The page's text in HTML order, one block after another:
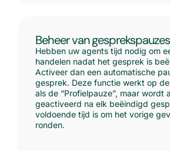
Beheer van gesprekspauzes
Hebben uw agents tijd nodig om
handelen nadat het gesprek is
Activeer dan een automatische
gesprek. Deze functie werkt op
als de “Profielpauze”, maar wordt
geactiveerd na elk beëindigd
voldoende tijd is om het vorige
ronden.